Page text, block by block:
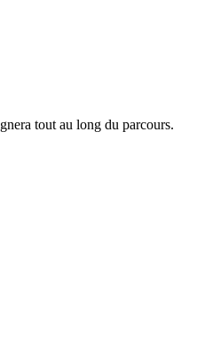
tout au long du parcours.